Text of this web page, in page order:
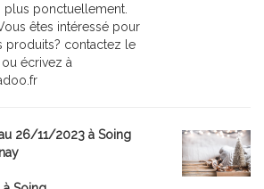
plus ponctuellement.
êtes intéressé pour
produits? contactez le
écrivez à
26/11/2023 à Soing